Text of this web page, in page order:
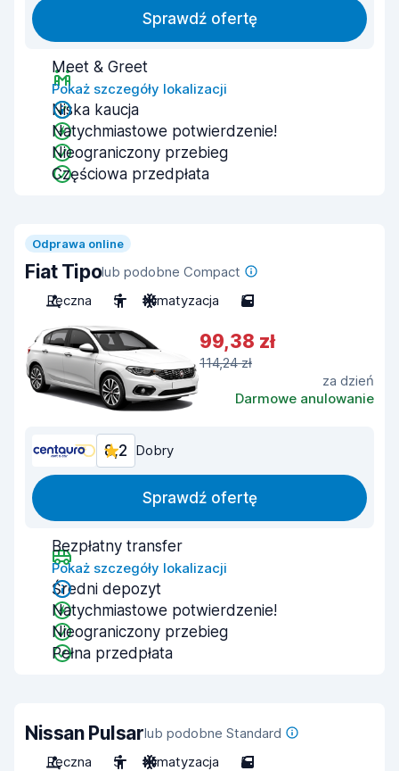
Sprawdź ofertę
Meet & Greet
Pokaż szczegóły lokalizacji
Niska kaucja
Natychmiastowe potwierdzenie!
Nieograniczony przebieg
Częściowa przedpłata
Odprawa online
Fiat Tipolub podobne Compact
Ręczna
5 Klimatyzacja 5
99,38 zł
114,24 zł
za dzień
Darmowe anulowanie
8,2 Dobry
Sprawdź ofertę
Bezpłatny transfer
Pokaż szczegóły lokalizacji
Średni depozyt
Natychmiastowe potwierdzenie!
Nieograniczony przebieg
Pełna przedpłata
Nissan Pulsarlub podobne Standard
Ręczna
5 Klimatyzacja 5